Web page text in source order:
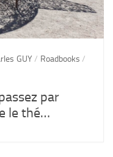
GUY / Roadbooks /
par
le thé…